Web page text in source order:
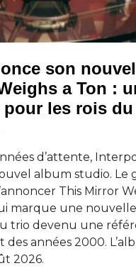
son
a Ton :
pour les rois
d’attente,
album studio. Le
This Mirror
marque une
trio devenu une
années 2000.
2026.